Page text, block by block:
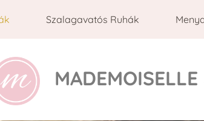
Szalagavatós Ruhák